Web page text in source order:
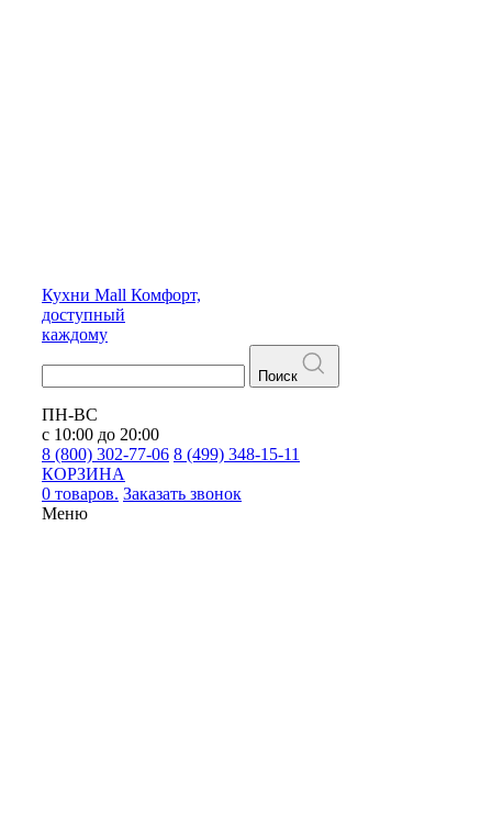
Кухни Mall Комфорт,
доступный
каждому
Поиск
ПН-ВС
с 10:00 до 20:00
8 (800) 302-77-06 8 (499) 348-15-11
КОРЗИНА
0 товаров. Заказать звонок
Меню